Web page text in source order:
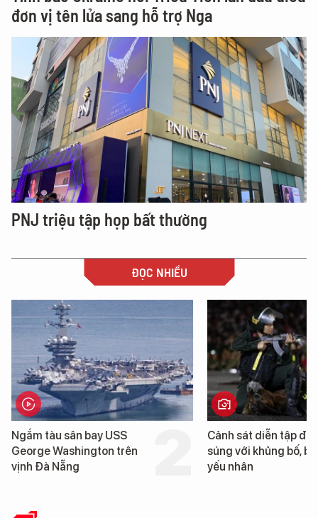
đơn vị tên lửa sang hỗ trợ Nga
PNJ triệu tập họp bất thường
ĐỌC NHIỀU
Cảnh sát diễn tập đấu
súng với khủng bố, bảo vệ
yếu nhân
Hình ảnh đầu tiên về
tàu sân bay USS
Washington vừa